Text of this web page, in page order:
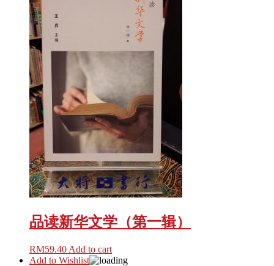
品读新华文学（第一辑）
RM59.40 Add to cart
Add to Wishlist